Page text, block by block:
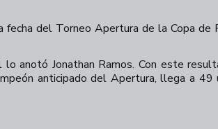
del Torneo Apertura de la Copa de
anotó Jonathan Ramos. Con este
anticipado del Apertura, llega a 49